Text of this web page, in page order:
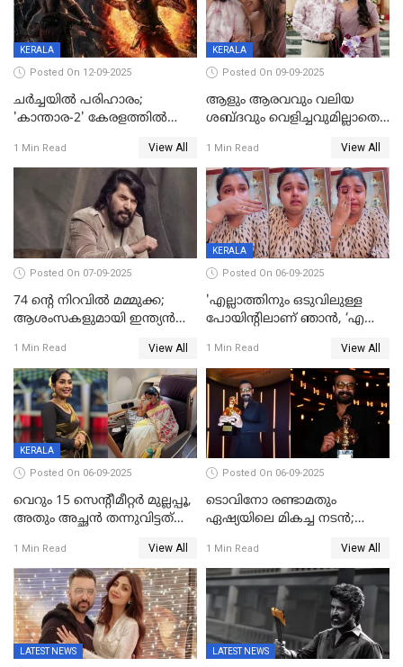
KERALA
Posted On 12-09-2025
ചർച്ചയിൽ പരിഹാരം;
'കാന്താര-2' കേരളത്തിൽ
ഫിയോക്ക്
1 Min Read View All
KERALA
Posted On 09-09-2025
ആളും ആരവവും വലിയ
ശബ്ദവും വെളിച്ചവുമില്ലാതെ
വിവാഹിതയായെന്ന്‌ നടി ​
ഗ്രേസ് ആന്റണി
1 Min Read View All
Posted On 07-09-2025
74 ന്റെ നിറവിൽ മമ്മുക്ക;
ആശംസകളുമായി ഇന്ത്യൻ
1 Min Read View All
KERALA
Posted On 06-09-2025
'എല്ലാത്തിനും ഒടുവിലുള്ള
പോയിന്റിലാണ് ഞാൻ, ‘എന്‍റെ
സ്നേഹിച്ചയാള്‍ തന്നെ
വഞ്ചിച്ചുപോയി’, ലൈവ്
വിഡിയോയിൽ
പൊട്ടിക്കരഞ്ഞ് നടി
1 Min Read View All
KERALA
Posted On 06-09-2025
വെറും 15 സെന്റീമീറ്റര്‍ മുല്ലപ്പൂ,
അതും അച്ഛൻ തന്നുവിട്ടത്
ലക്ഷം രൂപ പിഴ; നവ്യ
28ദിവസത്തിനകം പിഴ
അടയ്ക്കണം
1 Min Read View All
Posted On 06-09-2025
ടൊവിനോ രണ്ടാമതും
ഏഷ്യയിലെ മികച്ച നടന്‍;
പുരസ്‌കാരം
1 Min Read View All
LATEST NEWS LATEST NEWS